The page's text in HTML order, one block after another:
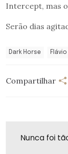
Intercept, mas
Serão dias
Dark Horse
Compartilhar
Nunca foi